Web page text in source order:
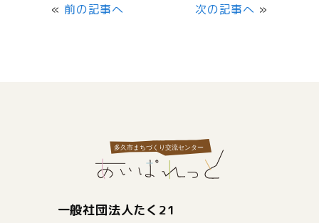
« 前の記事へ 次の記事へ »
一般社団法人たく21